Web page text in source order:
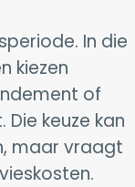
In die
kiezen
of
keuze kan
maar vraagt